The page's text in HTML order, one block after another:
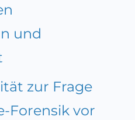
und
zur Frage
Forensik vor